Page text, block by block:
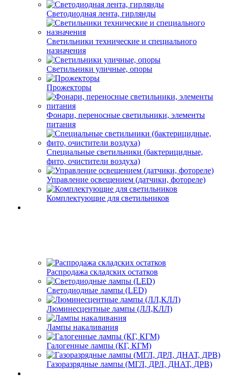
Светодиодная лента, гирлянды
Светильники технические и специального
назначения
Светильники уличные, опоры
Прожекторы
Фонари, переносные светильники, элементы
питания
Специальные светильники (бактерицидные,
фито, очистители воздуха)
Управление освещением (датчики, фотореле)
Комплектующие для светильников
Распродажа складских остатков
Светодиодные лампы (LED)
Люминесцентные лампы (ЛЛ,КЛЛ)
Лампы накаливания
Галогенные лампы (КГ, КГМ)
Газоразрядные лампы (МГЛ, ДРЛ, ДНАТ, ДРВ)